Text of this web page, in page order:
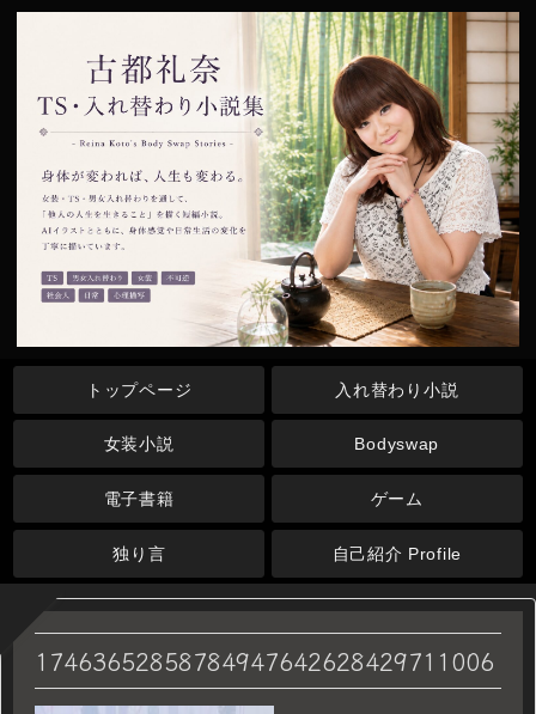
トップページ 入れ替わり小説
女装小説 Bodyswap
電子書籍 ゲーム
独り言 自己紹介 Profile
17463652858784947642628429711006